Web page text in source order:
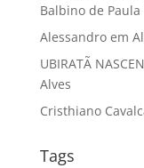
Balbino de Paula
Alessandroem
UBIRATÃ
Alves
Cristhiano
Tags